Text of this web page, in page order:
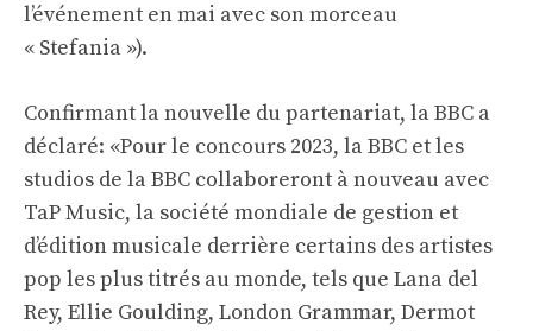
l’événement en mai avec son morceau
« Stefania »).
Confirmant la nouvelle du partenariat, la BBC a
déclaré: «Pour le concours 2023, la BBC et les
studios de la BBC collaboreront à nouveau avec
TaP Music, la société mondiale de gestion et
d’édition musicale derrière certains des artistes
pop les plus titrés au monde, tels que Lana del
Rey, Ellie Goulding, London Grammar, Dermot